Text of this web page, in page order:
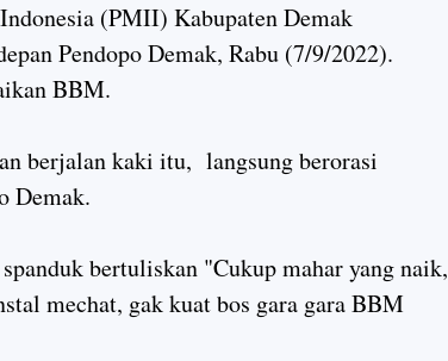
(PMII) Kabupaten Demak
Pendopo Demak, Rabu (7/9/2022).
BBM.
berjalan kaki itu, langsung berorasi
Demak.
bertuliskan "Cukup mahar yang naik,
mechat, gak kuat bos gara gara BBM